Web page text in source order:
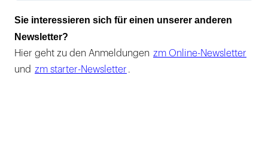
Sie interessieren sich für einen unserer anderen
Newsletter?
Hier geht zu den Anmeldungen zm Online-Newsletter
und zm starter-Newsletter .